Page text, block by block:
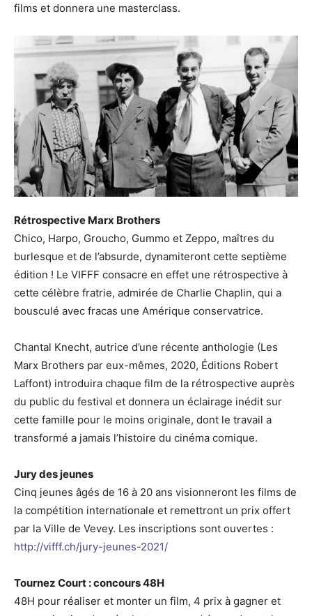
films et donnera une masterclass.
Rétrospective Marx Brothers
Chico, Harpo, Groucho, Gummo et Zeppo, maîtres du
burlesque et de l’absurde, dynamiteront cette septième
édition ! Le VIFFF consacre en effet une rétrospective à
cette célèbre fratrie, admirée de Charlie Chaplin, qui a
bousculé avec fracas une Amérique conservatrice.
Chantal Knecht, autrice d’une récente anthologie (Les
Marx Brothers par eux-mêmes, 2020, Éditions Robert
Laffont) introduira chaque film de la rétrospective auprès
du public du festival et donnera un éclairage inédit sur
cette famille pour le moins originale, dont le travail a
transformé a jamais l’histoire du cinéma comique.
Jury des jeunes
Cinq jeunes âgés de 16 à 20 ans visionneront les films de
la compétition internationale et remettront un prix offert
par la Ville de Vevey. Les inscriptions sont ouvertes :
http://vifff.ch/jury-jeunes-2021/
Tournez Court : concours 48H
48H pour réaliser et monter un film, 4 prix à gagner et